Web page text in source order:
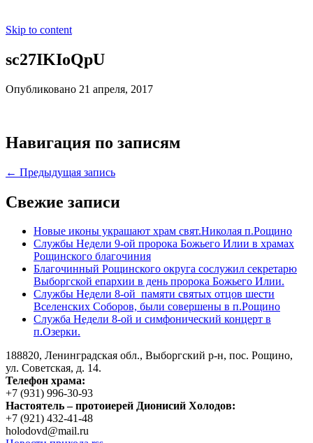
Skip to content
sc27IKIoQpU
Опубликовано 21 апреля, 2017
Навигация по записям
← Предыдущая запись
Свежие записи
Новые иконы украшают храм свят.Николая п.Рощино
Службы Недели 9-ой пророка Божьего Илии в храмах
Рощинского благочиния
Благочинный Рощинского округа сослужил секретарю
Выборгской епархии в день пророка Божьего Илии.
Службы Недели 8-ой памяти святых отцов шести
Вселенских Соборов, были совершены в п.Рощино
Служба Недели 8-ой и симфонический концерт в
п.Озерки.
188820, Ленинградская обл., Выборгский р-н, пос. Рощино,
ул. Советская, д. 14.
Телефон храма:
+7 (931) 996-30-93
Настоятель – протоиерей Дионисий Холодов:
+7 (921) 432-41-48
holodovd@mail.ru